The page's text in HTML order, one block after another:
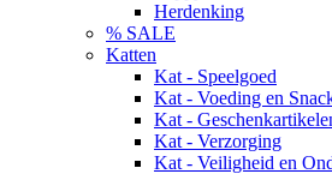
Herdenking
% SALE
Katten
Kat - Speelgoed
Kat - Voeding en
Kat -
Kat - Verzorging
Kat - Veiligheid en